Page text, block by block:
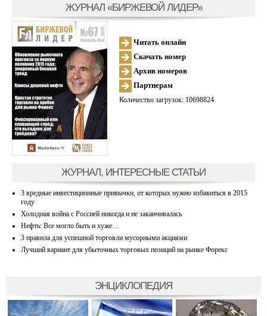
ЖУРНАЛ «БИРЖЕВОЙ ЛИДЕР»
Читать онлайн
Скачать номер
Архив номеров
Партнерам
Количество загрузок: 10698824
ЖУРНАЛ, ИНТЕРЕСНЫЕ СТАТЬИ
3 вредные инвестиционные привычки, от которых нужно избавиться в 2015
году
Холодная война с Россией никогда и не заканчивалась
Нефть: Все могло быть и хуже…
3 правила для успешной торговли мусорными акциями
Лучший вариант для убыточных торговых позиций на рынке Форекс
ЭНЦИКЛОПЕДИЯ